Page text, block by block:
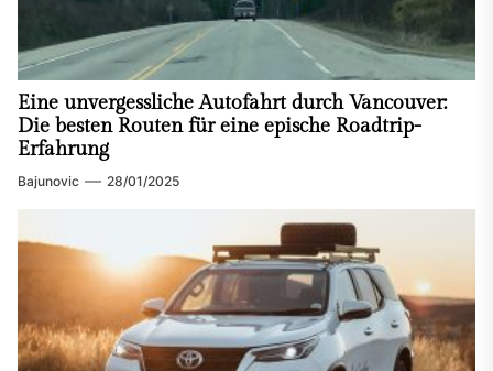
Eine unvergessliche Autofahrt durch Vancouver:
Die besten Routen für eine epische Roadtrip-
Erfahrung
Bajunovic 28/01/2025